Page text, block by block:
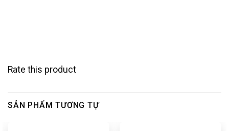
Rate this product
SẢN PHẨM TƯƠNG TỰ